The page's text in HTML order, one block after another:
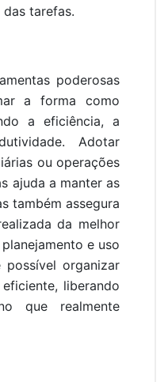
tarefas.
poderosas
a forma como
a eficiência, a
Adotar
ou operações
ajuda a manter as
também assegura
da melhor
e uso
organizar
liberando
que realmente